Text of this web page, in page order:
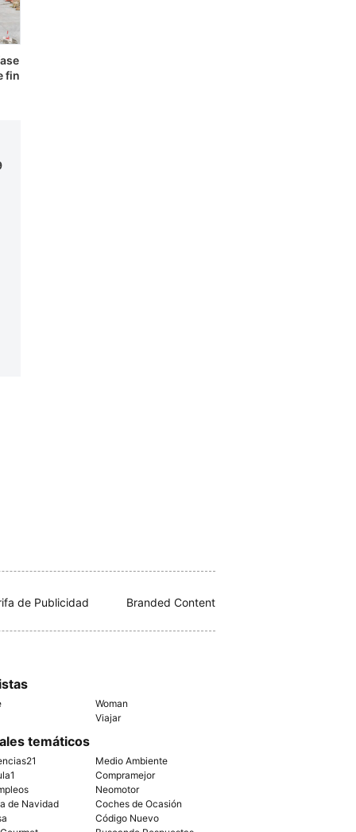
fin
de Publicidad Branded Content
Woman
Viajar
temáticos
Medio Ambiente
Compramejor
Neomotor
de Navidad
Coches de Ocasión
Código Nuevo